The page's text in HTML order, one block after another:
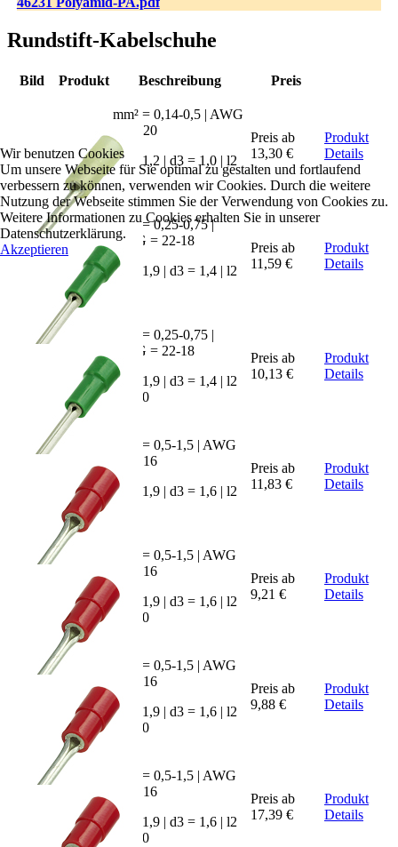
Rundstift-Kabelschuhe
Bild Produkt Beschreibung Preis
SKRN-
0508
mm² = 0,14-0,5 | AWG
= 26-20
d2 = 1,2 | d3 = 1,0 | l2
= 8,0
Preis ab
13,30 €
Produkt
Details
SKRN-
0808
mm² = 0,25-0,75 |
AWG = 22-18
d2 = 1,9 | d3 = 1,4 | l2
Preis ab
11,59 €
Produkt
Details
SKRN-
0810
mm² = 0,25-0,75 |
AWG = 22-18
d2 = 1,9 | d3 = 1,4 | l2
= 10,0
Preis ab
10,13 €
Produkt
Details
SKRN-
1508
mm² = 0,5-1,5 | AWG
= 20-16
d2 = 1,9 | d3 = 1,6 | l2
Preis ab
11,83 €
Produkt
Details
SKRN-
1510
mm² = 0,5-1,5 | AWG
= 20-16
d2 = 1,9 | d3 = 1,6 | l2
= 10,0
Preis ab
9,21 €
Produkt
Details
SKRN-
1512
mm² = 0,5-1,5 | AWG
= 20-16
d2 = 1,9 | d3 = 1,6 | l2
= 12,0
Preis ab
9,88 €
Produkt
Details
SKRN-
1516
mm² = 0,5-1,5 | AWG
= 20-16
d2 = 1,9 | d3 = 1,6 | l2
= 16,0
Preis ab
17,39 €
Produkt
Details
Wir benutzen Cookies
Um unsere Webseite für Sie optimal zu gestalten und fortlaufend
verbessern zu können, verwenden wir Cookies. Durch die weitere
Nutzung der Webseite stimmen Sie der Verwendung von Cookies zu.
Weitere Informationen zu Cookies erhalten Sie in unserer
Datenschutzerklärung.
Akzeptieren